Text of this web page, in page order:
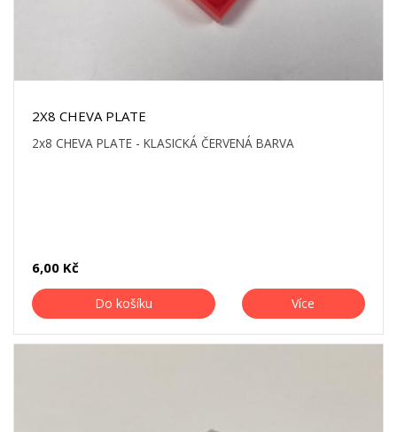
2X8 CHEVA PLATE
2x8 CHEVA PLATE - KLASICKÁ ČERVENÁ BARVA
6,00 Kč
Do košíku Více